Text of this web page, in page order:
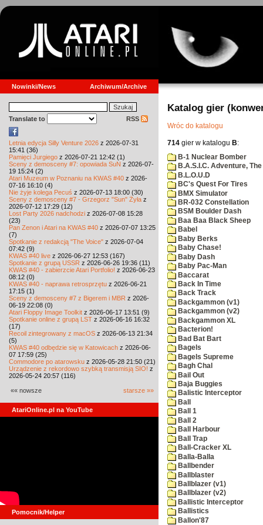
Nowinki/News Archiwum/Archive
Translate to RSS
Letnia edycja Silly Venture 2026 z 2026-07-31
15:41 (36)
Pamięci Jurgiego z 2026-07-21 12:42 (1)
Sceny z demosceny #7: opowiada SuN z 2026-07-
19 15:24 (2)
Atari Muzeum w Poznaniu na KWAS #40 z 2026-
07-16 16:10 (4)
Nie żyje kolega Pecuś z 2026-07-13 18:00 (30)
Sceny z demosceny #7 - Grzegorz "Sun" Żyła z
2026-07-12 17:29 (12)
Lost Party 2026 nadchodzi z 2026-07-08 15:28
(23)
Pan Zenon i Atari na KWAS #40 z 2026-07-07 13:25
(7)
Spotkanie z redakcją "The Voice" z 2026-07-04
07:42 (9)
KWAS #40 live z 2026-06-27 12:53 (167)
Spotkanie z grupą USSR z 2026-06-26 19:36 (11)
KWAS #40 - zabierzcie Atari Portfolio! z 2026-06-23
08:12 (0)
KWAS #40 - naprawa retrosprzętu z 2026-06-21
17:15 (1)
Sceny z demosceny #7 z Bigerem i MBR z 2026-
06-19 22:08 (0)
Atari Floppy Image Toolkit z 2026-06-17 13:51 (9)
Spotkanie online z grupą LST z 2026-06-16 16:32
(17)
Recoil zintegrowany z macOS z 2026-06-13 21:34
(5)
KWAS #40 odbędzie się w Katowicach z 2026-06-
07 17:59 (25)
Commodore po atarowsku z 2026-05-28 21:50 (21)
Urządzenie z rekordowo szybką transmisją SIO! z
2026-05-24 20:57 (116)
«« nowsze starsze »»
AtariOnline.pl na YouTube
Pomocnik/Helper
Katalog gier
Wróc do katalogu
714 gier w katalogu B:
B-1 Nuclear Bomber
B.A.S.I.C. Adventure, The
B.L.O.U.D
BC's Quest For Tires
BMX Simulator
BR-032 Constellation
BSM Boulder Dash
Baa Baa Black Sheep
Babel
Baby Berks
Baby Chase!
Baby Dash
Baby Pac-Man
Baccarat
Back In Time
Back Track
Backgammon (v1)
Backgammon (v2)
Backgammon XL
Bacterion!
Bad Bat Bart
Bagels
Bagels Supreme
Bagh Chal
Bail Out
Baja Buggies
Balistic Interceptor
Ball
Ball 1
Ball 2
Ball Harbour
Ball Trap
Ball-Cracker XL
Balla-Balla
Ballbender
Ballblaster
Ballblazer (v1)
Ballblazer (v2)
Ballistic Interceptor
Ballistics
Ballon'87